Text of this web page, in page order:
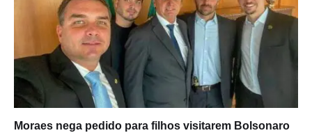
Moraes nega pedido para filhos visitarem Bolsonaro